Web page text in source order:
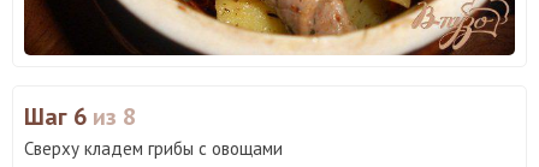
Шаг 6 из 8
Сверху кладем грибы с овощами